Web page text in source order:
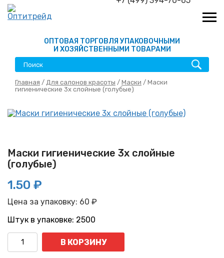
ОПТОВАЯ ТОРГОВЛЯ УПАКОВОЧНЫМИ
И ХОЗЯЙСТВЕННЫМИ ТОВАРАМИ
Главная / Для салонов красоты / Маски / Маски
гигиенические 3х слойные (голубые)
Маски гигиенические 3х слойные
(голубые)
1.50 ₽
Цена за упаковку: 60 ₽
Штук в упаковке: 2500
Количество
В КОРЗИНУ